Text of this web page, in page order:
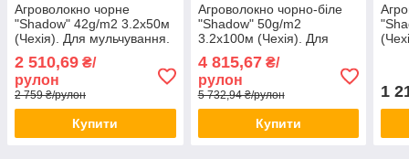
Агроволокно чорне
"Shadow" 42g/m2 3.2х50м
(Чехія). Для мульчування.
2 510,69 ₴/
рулон
2 759 ₴/рулон
Купити
Агроволокно чорно-біле
"Shadow" 50g/m2
3.2х100м (Чехія). Для
чорно-білий.
4 815,67₴/
рулон
5 732,94 ₴/рулон
Купити
1